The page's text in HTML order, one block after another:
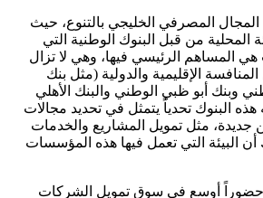
المصرفي الخليجي بالتنوع، حيث
المحلية من قبل البنوك الوطنية التي
هي المساهم الرئيسي فيها، وهي لا تزال
الإقليمية والدولية (مثل بنك
وبنك أبو ظبي الوطني والبنك الأهلي
البنوك تحدياً يتمثل في تحديد مجالات
مثل تمويل المشاريع والخدمات
أن البيئة التي تعمل فيها هذه المؤسسات
حضوراً أوسع في سوق تمويل الشركات